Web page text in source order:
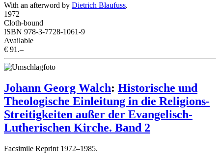
With an afterword by Dietrich Blaufuss.
1972
Cloth-bound
ISBN 978-3-7728-1061-9
Available
€ 91.–
Johann Georg Walch: Historische und
Theologische Einleitung in die Religions-
Streitigkeiten außer der Evangelisch-
Lutherischen Kirche. Band 2
Facsimile Reprint 1972–1985.